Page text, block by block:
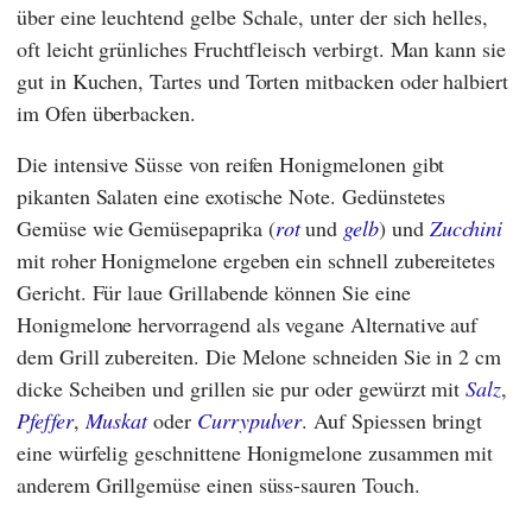
über eine leuchtend gelbe Schale, unter der sich helles,
oft leicht grünliches Fruchtfleisch verbirgt. Man kann sie
gut in Kuchen, Tartes und Torten mitbacken oder halbiert
im Ofen überbacken.
Die intensive Süsse von reifen Honigmelonen gibt
pikanten Salaten eine exotische Note. Gedünstetes
Gemüse wie Gemüsepaprika (rotund gelb) und Zucchini
mit roher Honigmelone ergeben ein schnell zubereitetes
Gericht. Für laue Grillabende können Sie eine
Honigmelone hervorragend als vegane Alternative auf
dem Grill zubereiten. Die Melone schneiden Sie in 2 cm
dicke Scheiben und grillen sie pur oder gewürzt mitSalz,
Pfeffer,Muskatoder Currypulver. Auf Spiessen bringt
eine würfelig geschnittene Honigmelone zusammen mit
anderem Grillgemüse einen süss-sauren Touch.